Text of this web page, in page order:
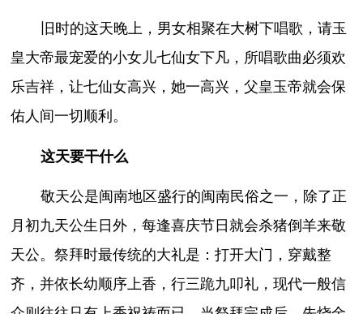
旧时的这天晚上，男女相聚在大树下唱歌，请玉
皇大帝最宠爱的小女儿七仙女下凡，所唱歌曲必须欢
乐吉祥，让七仙女高兴，她一高兴，父皇玉帝就会保
佑人间一切顺利。
这天要干什么
敬天公是闽南地区盛行的闽南民俗之一，除了正
月初九天公生日外，每逢喜庆节日就会杀猪倒羊来敬
天公。祭拜时最传统的大礼是：打开大门，穿戴整
齐，并依长幼顺序上香，行三跪九叩礼，现代一般信